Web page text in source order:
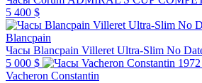
5 400 $
Blancpain
Часы Blancpain Villeret Ultra-Slim No
5 000 $
Vacheron Constantin